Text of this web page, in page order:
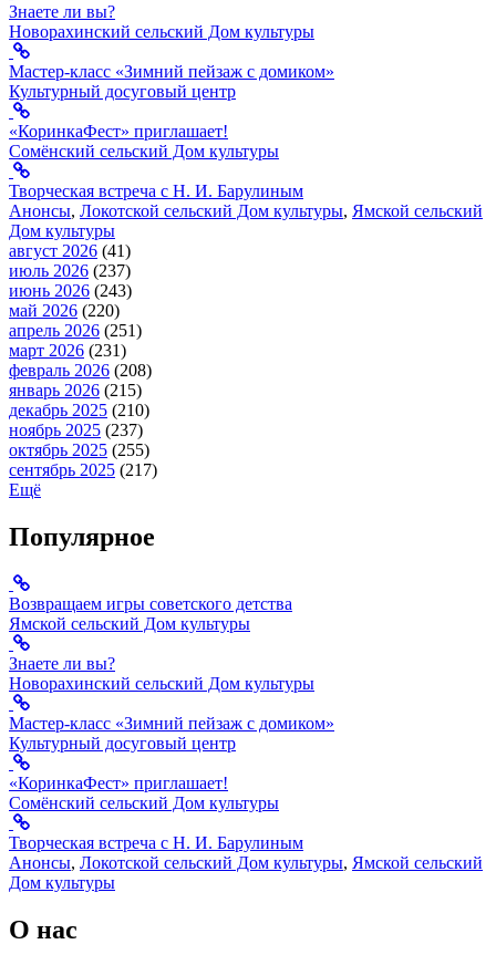
Знаете ли вы?
Новорахинский сельский Дом культуры
Мастер-класс «Зимний пейзаж с домиком»
Культурный досуговый центр
«КоринкаФест» приглашает!
Сомёнский сельский Дом культуры
Творческая встреча с Н. И. Барулиным
Анонсы, Локотской сельский Дом культуры, Ямской сельский
Дом культуры
август 2026 (41)
июль 2026 (237)
июнь 2026 (243)
май 2026 (220)
апрель 2026 (251)
март 2026 (231)
февраль 2026 (208)
январь 2026 (215)
декабрь 2025 (210)
ноябрь 2025 (237)
октябрь 2025 (255)
сентябрь 2025 (217)
Ещё
Популярное
Возвращаем игры советского детства
Ямской сельский Дом культуры
Знаете ли вы?
Новорахинский сельский Дом культуры
Мастер-класс «Зимний пейзаж с домиком»
Культурный досуговый центр
«КоринкаФест» приглашает!
Сомёнский сельский Дом культуры
Творческая встреча с Н. И. Барулиным
Анонсы, Локотской сельский Дом культуры, Ямской сельский
Дом культуры
О нас